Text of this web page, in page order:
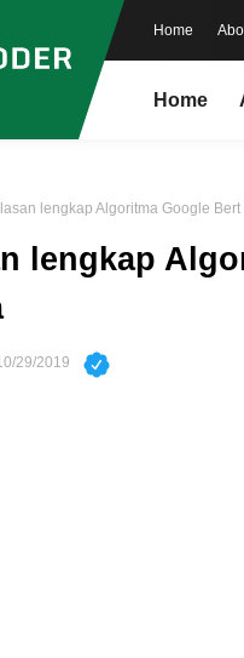
Home
Home
lengkap Algoritma Google
lengkap
29/2019